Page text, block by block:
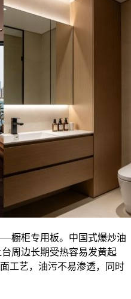
橱柜专用板。中国式爆炒油
周边长期受热容易发黄起
工艺，油污不易渗透，同时